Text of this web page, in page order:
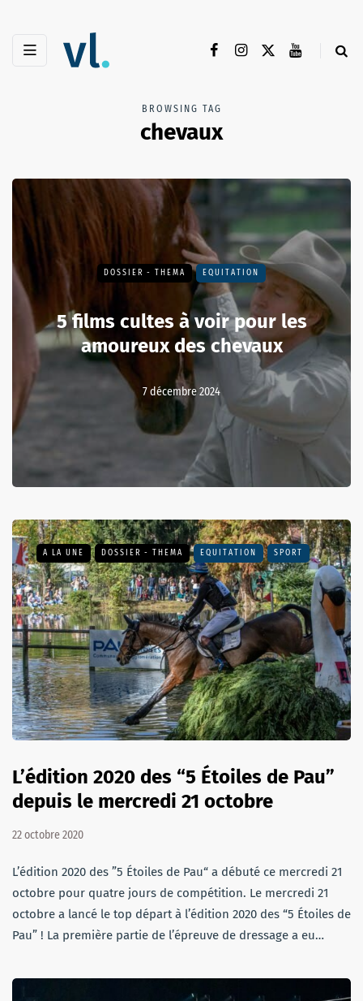
BROWSING TAG
chevaux
DOSSIER - THEMA EQUITATION
5 films cultes à voir pour les
amoureux des chevaux
7 décembre 2024
A LA UNE DOSSIER - THEMA EQUITATION SPORT
L’édition 2020 des “5 Étoiles de Pau”
depuis le mercredi 21 octobre
22 octobre 2020
L’édition 2020 des ”5 Étoiles de Pau“ a débuté ce mercredi 21
octobre pour quatre jours de compétition. Le mercredi 21
octobre a lancé le top départ à l’édition 2020 des “5 Étoiles de
Pau” ! La première partie de l’épreuve de dressage a eu…